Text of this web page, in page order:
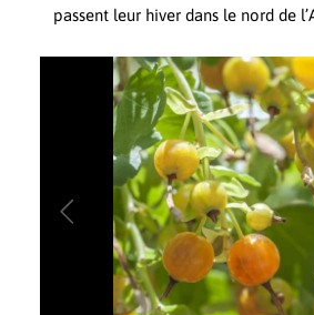
passent leur hiver dans le nord de